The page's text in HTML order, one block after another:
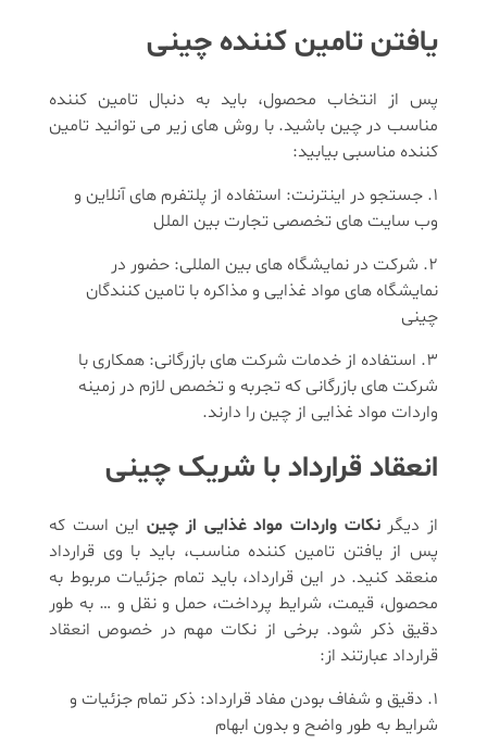
یافتن تامین کننده چینی
پس از انتخاب محصول، باید به دنبال تامین کننده
مناسب در چین باشید. با روش های زیر می توانید تامین
کننده مناسبی بیابید:
جستجو در اینترنت: استفاده از پلتفرم های آنلاین و
وب سایت های تخصصی تجارت بین الملل
شرکت در نمایشگاه های بین المللی: حضور در
نمایشگاه های مواد غذایی و مذاکره با تامین کنندگان
چینی
استفاده از خدمات شرکت های بازرگانی: همکاری با
شرکت های بازرگانی که تجربه و تخصص لازم در زمینه
واردات مواد غذایی از چین را دارند.
انعقاد قرارداد با شریک چینی
از دیگرنکات واردات مواد غذایی از چین این است که
پس از یافتن تامین کننده مناسب، باید با وی قرارداد
منعقد کنید. در این قرارداد، باید تمام جزئیات مربوط به
محصول، قیمت، شرایط پرداخت، حمل و نقل و … به طور
دقیق ذکر شود. برخی از نکات مهم در خصوص انعقاد
قرارداد عبارتند از:
دقیق و شفاف بودن مفاد قرارداد: ذکر تمام جزئیات و
شرایط به طور واضح و بدون ابهام